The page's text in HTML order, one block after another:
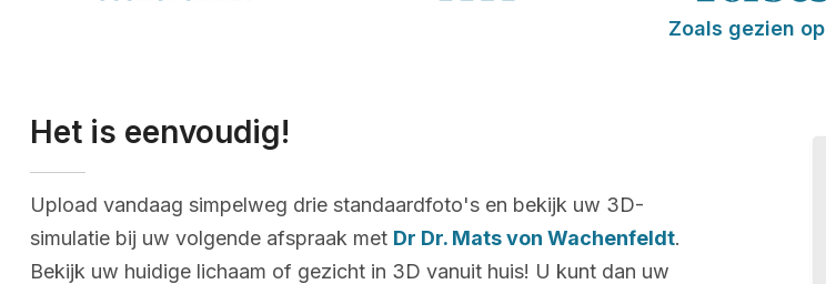
Zoals gezien op
Het is eenvoudig!
Upload vandaag simpelweg drie standaardfoto's en bekijk uw 3D-
simulatie bij uw volgende afspraak met Dr Dr. Mats von Wachenfeldt.
Bekijk uw huidige lichaam of gezicht in 3D vanuit huis! U kunt dan uw